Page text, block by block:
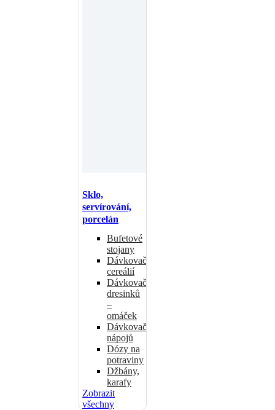
Sklo,
servírování,
porcelán
Bufetové
stojany
Dávkovače
cereálií
Dávkovače
dresinků
–
omáček
Dávkovače
nápojů
Dózy na
potraviny
Džbány,
karafy
Zobrazit
všechny